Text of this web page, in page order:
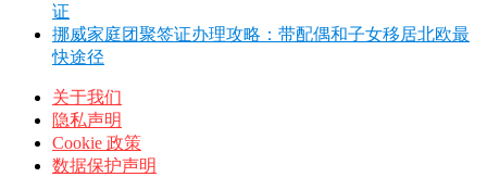
证
挪威家庭团聚签证办理攻略：带配偶和子女移居北欧最
快途径
关于我们
隐私声明
Cookie 政策
数据保护声明